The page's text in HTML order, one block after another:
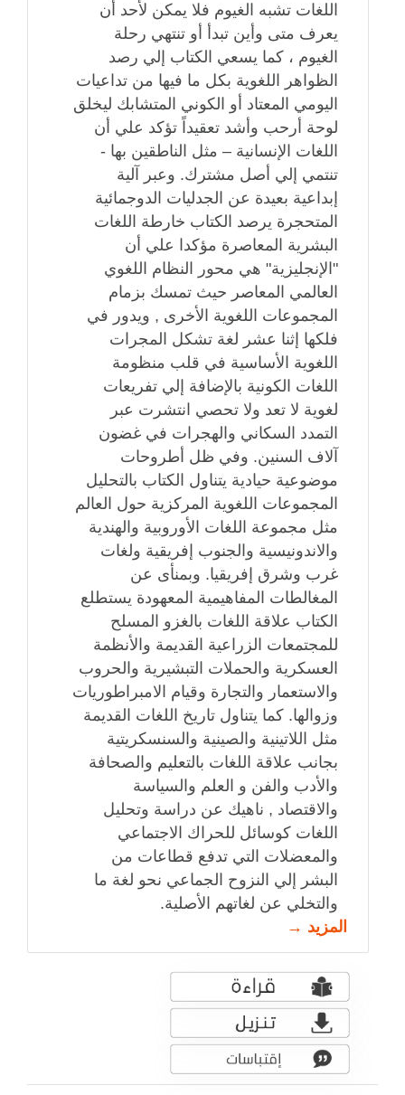
اللغات تشبه الغيوم فلا يمكن لأحد أن
يعرف متى وأين تبدأ أو تنتهي رحلة
الغيوم ، كما يسعي الكتاب إلي رصد
الظواهر اللغوية بكل ما فيها من تداعيات
اليومي المعتاد أو الكوني المتشابك ليخلق
لوحة أرحب وأشد تعقيداً تؤكد علي أن
اللغات الإنسانية – مثل الناطقين بها -
تنتمي إلي أصل مشترك. وعبر آلية
إبداعية بعيدة عن الجدليات الدوجمائية
المتحجرة يرصد الكتاب خارطة اللغات
البشرية المعاصرة مؤكدا علي أن
"الإنجليزية" هي محور النظام اللغوي
العالمي المعاصر حيث تمسك بزمام
المجموعات اللغوية الأخرى , ويدور في
فلكها إثنا عشر لغة تشكل المجرات
اللغوية الأساسية في قلب منظومة
اللغات الكونية بالإضافة إلي تفريعات
لغوية لا تعد ولا تحصي انتشرت عبر
التمدد السكاني والهجرات في غضون
آلاف السنين. وفي ظل أطروحات
موضوعية حيادية يتناول الكتاب بالتحليل
المجموعات اللغوية المركزية حول العالم
مثل مجموعة اللغات الأوروبية والهندية
والاندونيسية والجنوب إفريقية ولغات
غرب وشرق إفريقيا. وبمنأى عن
المغالطات المفاهيمية المعهودة يستطلع
الكتاب علاقة اللغات بالغزو المسلح
للمجتمعات الزراعية القديمة والأنظمة
العسكرية والحملات التبشيرية والحروب
والاستعمار والتجارة وقيام الامبراطوريات
وزوالها. كما يتناول تاريخ اللغات القديمة
مثل اللاتينية والصينية والسنسكريتية
بجانب علاقة اللغات بالتعليم والصحافة
والأدب والفن و العلم والسياسة
والاقتصاد , ناهيك عن دراسة وتحليل
اللغات كوسائل للحراك الاجتماعي
والمعضلات التي تدفع قطاعات من
البشر إلي النزوح الجماعي نحو لغة ما
والتخلي عن لغاتهم الأصلية.
المزيد →